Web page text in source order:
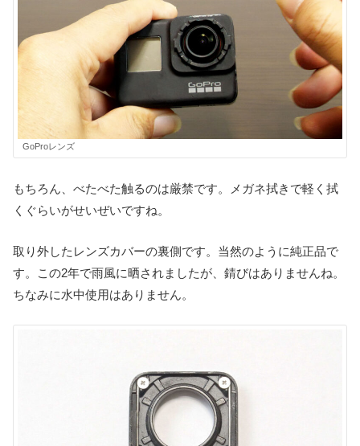
GoProレンズ
もちろん、べたべた触るのは厳禁です。メガネ拭きで軽く拭
くぐらいがせいぜいですね。
取り外したレンズカバーの裏側です。当然のように純正品で
す。この2年で雨風に晒されましたが、錆びはありませんね。
ちなみに水中使用はありません。